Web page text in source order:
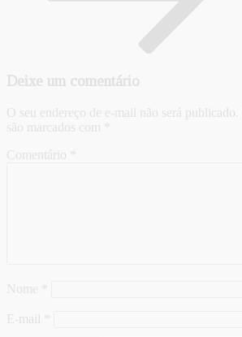
Deixe um comentário
O seu endereço de e-mail não será publicado.
são marcados com
Comentário
Nome
E-mail